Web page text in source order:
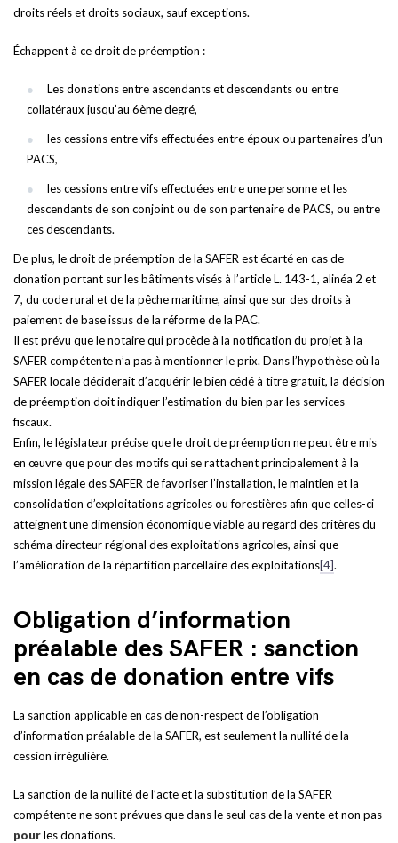
droits réels et droits sociaux, sauf exceptions.
Échappent à ce droit de préemption :
Les donations entre ascendants et descendants ou entre
collatéraux jusqu’au 6ème degré,
les cessions entre vifs effectuées entre époux ou partenaires d’un
PACS,
les cessions entre vifs effectuées entre une personne et les
descendants de son conjoint ou de son partenaire de PACS, ou entre
ces descendants.
De plus, le droit de préemption de la SAFER est écarté en cas de
donation portant sur les bâtiments visés à l’article L. 143-1, alinéa 2 et
7, du code rural et de la pêche maritime, ainsi que sur des droits à
paiement de base issus de la réforme de la PAC.
Il est prévu que le notaire qui procède à la notification du projet à la
SAFER compétente n’a pas à mentionner le prix. Dans l’hypothèse où la
SAFER locale déciderait d’acquérir le bien cédé à titre gratuit, la décision
de préemption doit indiquer l’estimation du bien par les services
fiscaux.
Enfin, le législateur précise que le droit de préemption ne peut être mis
en œuvre que pour des motifs qui se rattachent principalement à la
mission légale des SAFER de favoriser l’installation, le maintien et la
consolidation d’exploitations agricoles ou forestières afin que celles-ci
atteignent une dimension économique viable au regard des critères du
schéma directeur régional des exploitations agricoles, ainsi que
l’amélioration de la répartition parcellaire des exploitations[4].
Obligation d’information
préalable des SAFER : sanction
en cas de donation entre vifs
La sanction applicable en cas de non-respect de l’obligation
d’information préalable de la SAFER, est seulement la nullité de la
cession irrégulière.
La sanction de la nullité de l’acte et la substitution de la SAFER
compétente ne sont prévues que dans le seul cas de la vente et non pas
pourles donations.